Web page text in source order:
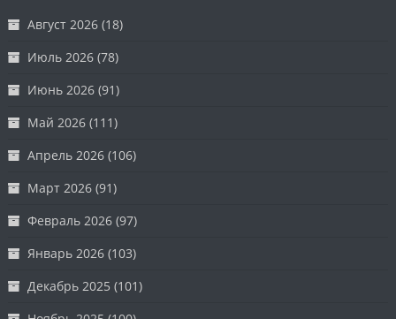
Август 2026 (18)
Июль 2026 (78)
Июнь 2026 (91)
Май 2026 (111)
Апрель 2026 (106)
Март 2026 (91)
Февраль 2026 (97)
Январь 2026 (103)
Декабрь 2025 (101)